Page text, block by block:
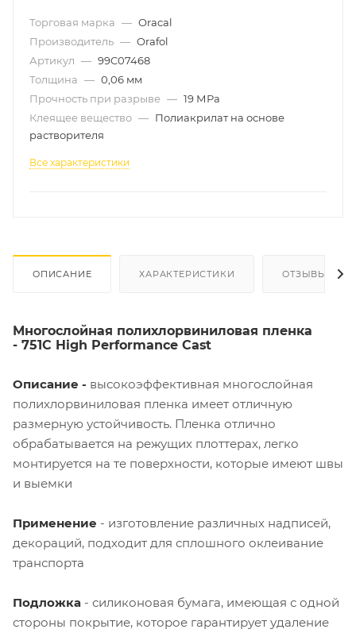
Торговая марка — Oracal
Производитель — Orafol
Артикул — 99C07468
Толщина — 0,06 мм
Прочность при разрыве — 19 МРа
Клеящее вещество — Полиакрилат на основе
растворителя
Все характеристики
ОПИСАНИЕ ХАРАКТЕРИСТИКИ ОТЗЫВЫ
Многослойная полихлорвиниловая пленка
- 751C High Performance Cast
Описание - высокоэффективная многослойная
полихлорвиниловая пленка имеет отличную
размерную устойчивость. Пленка отлично
обрабатывается на режущих плоттерах, легко
монтируется на те поверхности, которые имеют швы
и выемки
Применение - изготовление различных надписей,
декораций, подходит для сплошного оклеивание
транспорта
Подложка - силиконовая бумага, имеющая с одной
стороны покрытие, которое гарантирует удаление